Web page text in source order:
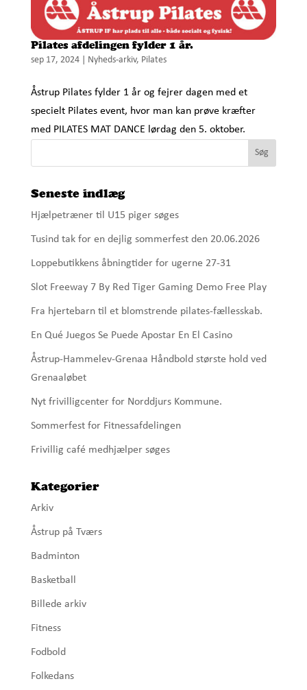
Pilates afdelingen fylder 1 år.
sep 17, 2024| Nyheds-arkiv, Pilates
Åstrup Pilates fylder 1 år og fejrer dagen med et
specielt Pilates event, hvor man kan prøve kræfter
med PILATES MAT DANCE lørdag den 5. oktober.
Seneste indlæg
Hjælpetræner til U15 piger søges
Tusind tak for en dejlig sommerfest den 20.06.2026
Loppebutikkens åbningtider for ugerne 27-31
Slot Freeway 7 By Red Tiger Gaming Demo Free Play
Fra hjertebarn til et blomstrende pilates-fællesskab.
En Qué Juegos Se Puede Apostar En El Casino
Åstrup-Hammelev-Grenaa Håndbold største hold ved
Grenaaløbet
Nyt frivilligcenter for Norddjurs Kommune.
Sommerfest for Fitnessafdelingen
Frivillig café medhjælper søges
Kategorier
Arkiv
Åstrup på Tværs
Badminton
Basketball
Billede arkiv
Fitness
Fodbold
Folkedans